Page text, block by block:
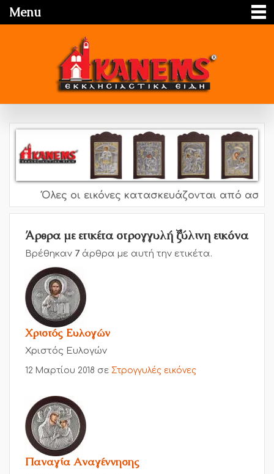
Menu
Όλες οι εικόνες κατασκευάζονται από
Άρθρα με ετικέτα στρογγυλή ξύλινη εικόνα
Βρέθηκαν 7 άρθρα με αυτή την ετικέτα.
Χριστός Ευλογών
Χριστός Ευλογών
12 Μαρτίου 2018 σε Στρογγυλές εικόνες
Παναγία Αναγέννησης